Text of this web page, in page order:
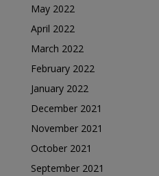
May 2022
April 2022
March 2022
February 2022
January 2022
December 2021
November 2021
October 2021
September 2021